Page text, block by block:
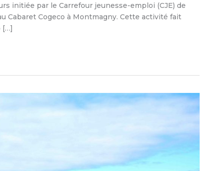
initiée par le Carrefour jeunesse-emploi (CJE) de
Cabaret Cogeco à Montmagny. Cette activité fait
[…]